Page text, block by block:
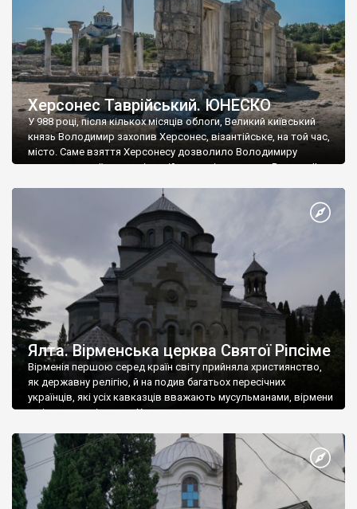
Херсонес Таврійський. ЮНЕСКО
У 988 році, після кількох місяців облоги, Великий київський
князь Володимир захопив Херсонес, візантійське, на той час,
місто. Саме взяття Херсонесу дозволило Володимиру
диктувати свої умови візантійському імператору Василю ІІ, та
Херсонесі Володимир-язичник, став Василем-християнином.
А потім було Хрещення Русі. На честь Херсонесу Таврійського
Ялта. Вірменська церква Святої Ріпсіме
Вірменія першою серед країн світу прийняла християнство,
як державну релігію, й на подив багатьох пересічних
українців, які усіх кавказців вважають мусульманами, вірмени
є відданими вірянами Христа